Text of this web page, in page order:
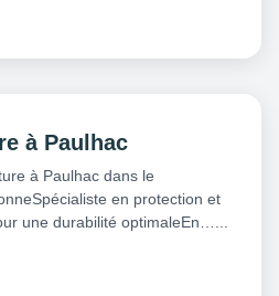
à Paulhac
à Paulhac dans le
en protection et
une durabilité optimaleEn…...